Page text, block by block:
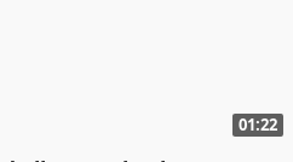
01:22